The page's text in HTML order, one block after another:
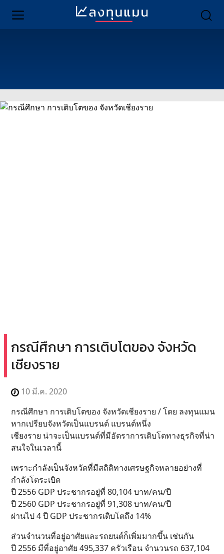
กรณีศึกษา การเติบโตของ จังหวัด
เชียงราย
10 มี.ค. 2020
กรณีศึกษา การเติบโตของ จังหวัดเชียงราย / โดย ลงทุนแมน
หากเปรียบจังหวัดเป็นแบรนด์ แบรนด์หนึ่ง
เชียงราย น่าจะเป็นแบรนด์ที่มีอัตราการเติบโตทางธุรกิจที่น่า
สนใจในเวลานี้
เพราะกำลังเป็นจังหวัดที่มีสถิติทางเศรษฐกิจหลายอย่างที่
กำลังโตระเบิด
ปี 2556 GDP ประชากรอยู่ที่ 80,104 บาท/คน/ปี
ปี 2560 GDP ประชากรอยู่ที่ 91,308 บาท/คน/ปี
ผ่านไป 4 ปี GDP ประชากรเติบโตถึง 14%
ส่วนจำนวนที่อยู่อาศัยและรถยนต์ก็เพิ่มมากขึ้น เช่นกัน
ปี 2556 มีที่อยู่อาศัย 495,337 ครัวเรือน จำนวนรถ 637,104